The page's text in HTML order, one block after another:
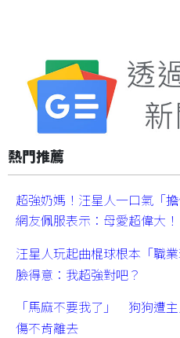
熱門推薦
超強奶媽！汪星人一口氣「
網友佩服表示：母愛超偉大！
汪星人玩起曲棍球根本「職
臉得意：我超強對吧？
「馬麻不要我了」 狗狗遭
傷不肯離去